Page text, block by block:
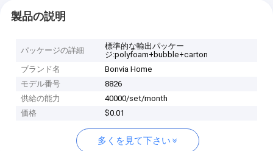
製品の説明
パッケージの詳細
標準的な輸出パッケー
ジ:polyfoam+bubble+carton
ブランド名
Bonvia Home
モデル番号
8826
供給の能力
40000/set/month
価格
$0.01
多くを見て下さい